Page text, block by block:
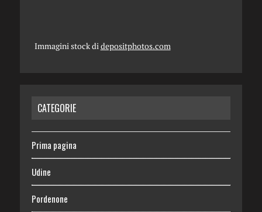
Immagini stock di depositphotos.com
CATEGORIE
Prima pagina
Udine
Pordenone